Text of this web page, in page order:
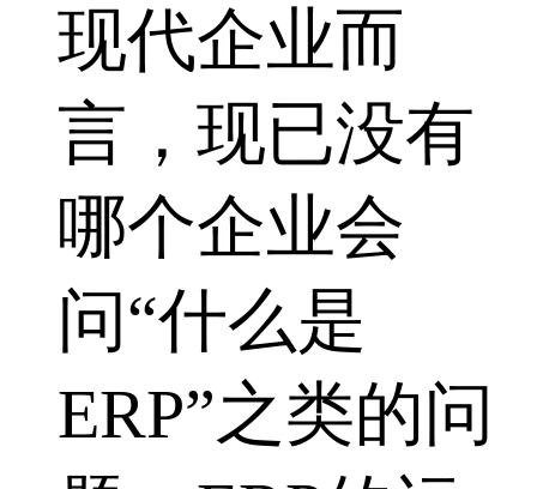
现代企业而
言，现已没有
哪个企业会
问“什么是
ERP”之类的问